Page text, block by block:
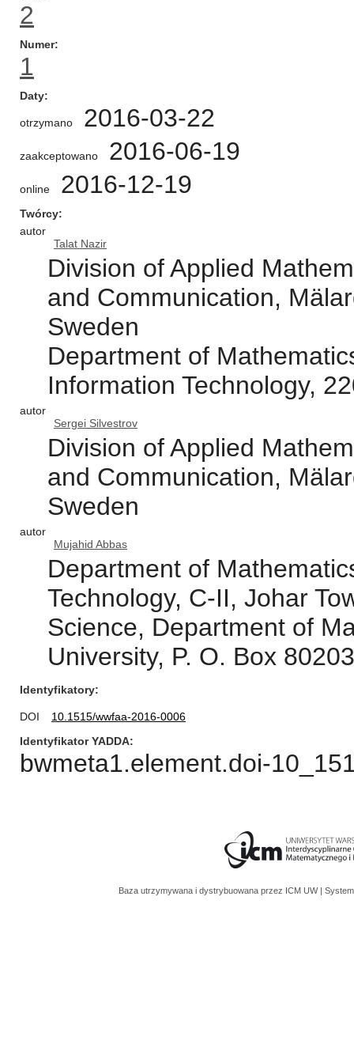
2
Numer
1
Daty
otrzymano 2016-03-22
zaakceptowano 2016-06-19
online 2016-12-19
Twórcy
autor
Talat Nazir
Division of Applied
and Communication,
Sweden
Department of
Information Technology,
autor
Sergei Silvestrov
Division of Applied
and Communication,
Sweden
autor
Mujahid Abbas
Department of
Technology, C-II, Johar
Science, Department of
University, P. O. Box
Identyfikatory
DOI
10.1515/wwfaa-2016-0006
Identyfikator YADDA
bwmeta1.element.doi-
Baza utrzymywana i dystrybuowana przez ICM UW |